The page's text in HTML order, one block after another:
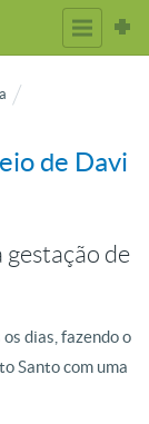
de Davi
de
os dias, fazendo o
Santo com uma